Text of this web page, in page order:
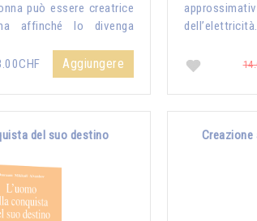
può essere creatrice
affinché lo divenga
Aggiungere
del suo destino